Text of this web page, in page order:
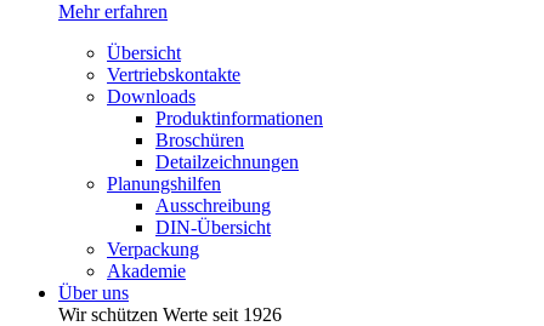
Mehr erfahren
Übersicht
Vertriebskontakte
Downloads
Produktinformationen
Broschüren
Detailzeichnungen
Planungshilfen
Ausschreibung
DIN-Übersicht
Verpackung
Akademie
Über uns
Wir schützen Werte seit 1926